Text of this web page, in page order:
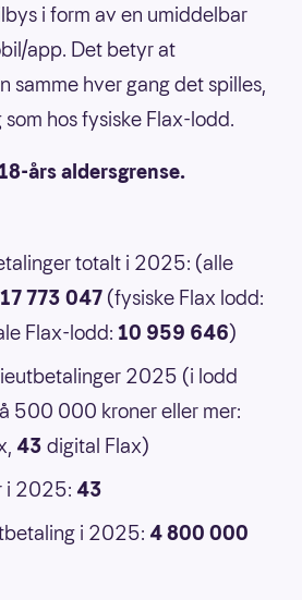
i form av en umiddelbar
app. Det betyr at
samme hver gang det spilles,
hos fysiske Flax-lodd.
års aldersgrense.
totalt i 2025: (alle
17 773 047 (fysiske Flax lodd:
Flax-lodd:10 959 646)
2025 (i lodd
500 000 kroner eller mer:
43 digital Flax)
i 2025: 43
i 2025: 4 800 000